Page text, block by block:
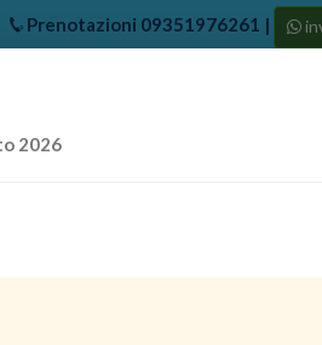
Prenotazioni 09351976261 |
2026